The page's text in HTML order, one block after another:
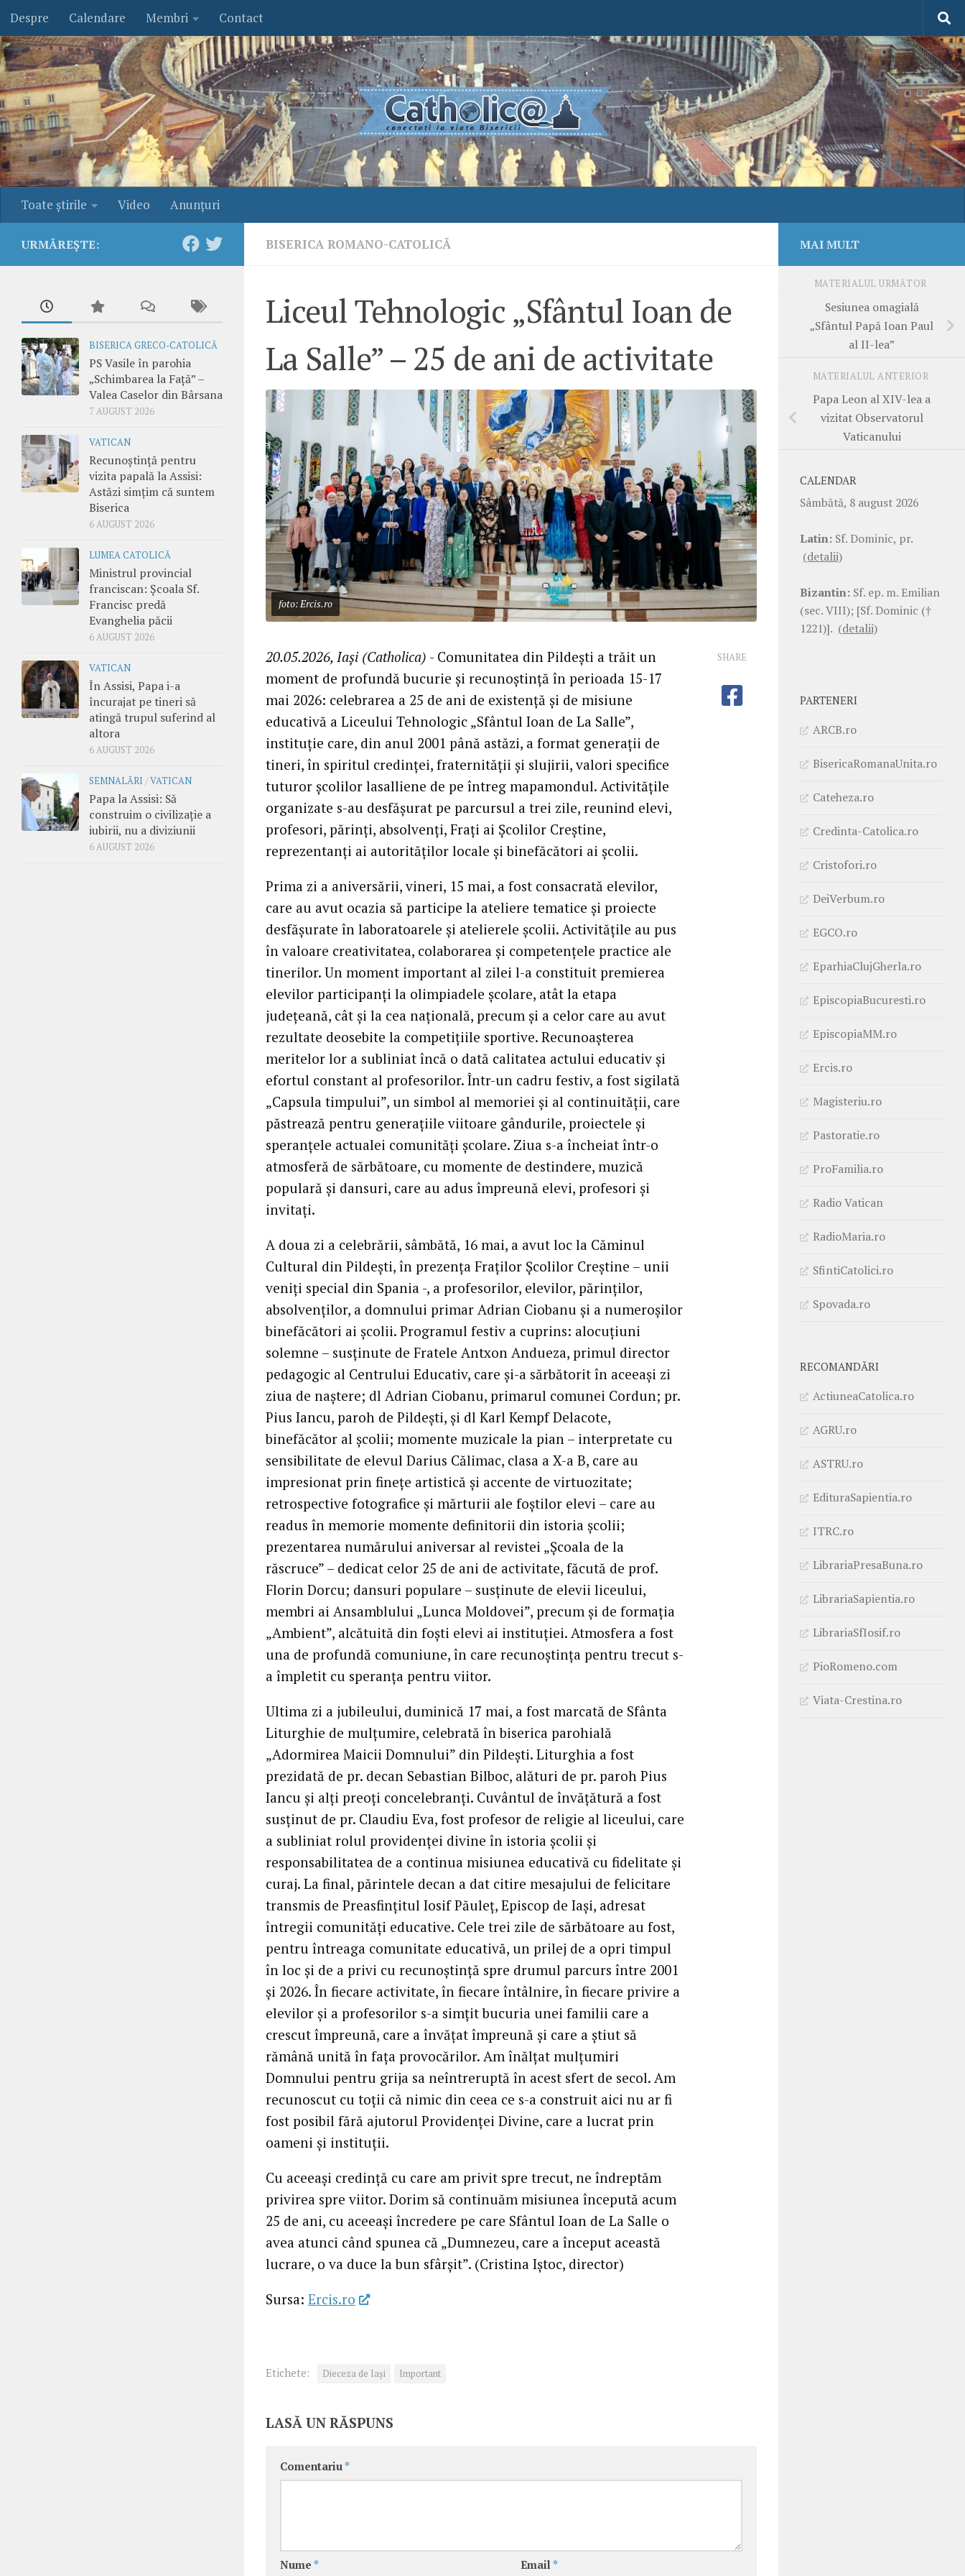
Skip to content
Despre Calendare Membri Contact
Toate ştirile Video Anunţuri
BISERICA ROMANO-CATOLICĂ
Liceul Tehnologic „Sfântul Ioan de
La Salle” – 25 de ani de activitate
foto: Ercis.ro
20.05.2026, Iași (Catholica) - Comunitatea din Pildești a trăit un
moment de profundă bucurie și recunoștință în perioada 15-17
mai 2026: celebrarea a 25 de ani de existență și de misiune
educativă a Liceului Tehnologic „Sfântul Ioan de La Salle”,
instituție care, din anul 2001 până astăzi, a format generații de
tineri, în spiritul credinței, fraternității și slujirii, valori specifice
tuturor școlilor lasalliene de pe întreg mapamondul. Activitățile
organizate s-au desfășurat pe parcursul a trei zile, reunind elevi,
profesori, părinți, absolvenți, Frați ai Școlilor Creștine,
reprezentanți ai autorităților locale și binefăcători ai școlii.
Prima zi a aniversării, vineri, 15 mai, a fost consacrată elevilor,
care au avut ocazia să participe la ateliere tematice și proiecte
desfășurate în laboratoarele și atelierele școlii. Activitățile au pus
în valoare creativitatea, colaborarea și competențele practice ale
tinerilor. Un moment important al zilei l-a constituit premierea
elevilor participanți la olimpiadele școlare, atât la etapa
județeană, cât și la cea națională, precum și a celor care au avut
rezultate deosebite la competițiile sportive. Recunoașterea
meritelor lor a subliniat încă o dată calitatea actului educativ și
efortul constant al profesorilor. Într-un cadru festiv, a fost sigilată
„Capsula timpului”, un simbol al memoriei și al continuității, care
păstrează pentru generațiile viitoare gândurile, proiectele și
speranțele actualei comunități școlare. Ziua s-a încheiat într-o
atmosferă de sărbătoare, cu momente de destindere, muzică
populară și dansuri, care au adus împreună elevi, profesori și
invitați.
A doua zi a celebrării, sâmbătă, 16 mai, a avut loc la Căminul
Cultural din Pildești, în prezența Fraților Școlilor Creștine – unii
veniți special din Spania -, a profesorilor, elevilor, părinților,
absolvenților, a domnului primar Adrian Ciobanu și a numeroșilor
binefăcători ai școlii. Programul festiv a cuprins: alocuțiuni
solemne – susținute de Fratele Antxon Andueza, primul director
pedagogic al Centrului Educativ, care și-a sărbătorit în aceeași zi
ziua de naștere; dl Adrian Ciobanu, primarul comunei Cordun; pr.
Pius Iancu, paroh de Pildești, și dl Karl Kempf Delacote,
binefăcător al școlii; momente muzicale la pian – interpretate cu
sensibilitate de elevul Darius Călimac, clasa a X-a B, care au
impresionat prin finețe artistică și accente de virtuozitate;
retrospective fotografice și mărturii ale foștilor elevi – care au
readus în memorie momente definitorii din istoria școlii;
prezentarea numărului aniversar al revistei „Școala de la
răscruce” – dedicat celor 25 de ani de activitate, făcută de prof.
Florin Dorcu; dansuri populare – susținute de elevii liceului,
membri ai Ansamblului „Lunca Moldovei”, precum și de formația
„Ambient”, alcătuită din foști elevi ai instituției. Atmosfera a fost
una de profundă comuniune, în care recunoștința pentru trecut s-
a împletit cu speranța pentru viitor.
Ultima zi a jubileului, duminică 17 mai, a fost marcată de Sfânta
Liturghie de mulțumire, celebrată în biserica parohială
„Adormirea Maicii Domnului” din Pildești. Liturghia a fost
prezidată de pr. decan Sebastian Bilboc, alături de pr. paroh Pius
Iancu și alți preoți concelebranți. Cuvântul de învățătură a fost
susținut de pr. Claudiu Eva, fost profesor de religie al liceului, care
a subliniat rolul providenței divine în istoria școlii și
responsabilitatea de a continua misiunea educativă cu fidelitate și
curaj. La final, părintele decan a dat citire mesajului de felicitare
transmis de Preasfințitul Iosif Păuleț, Episcop de Iași, adresat
întregii comunități educative. Cele trei zile de sărbătoare au fost,
pentru întreaga comunitate educativă, un prilej de a opri timpul
în loc și de a privi cu recunoștință spre drumul parcurs între 2001
și 2026. În fiecare activitate, în fiecare întâlnire, în fiecare privire a
elevilor și a profesorilor s-a simțit bucuria unei familii care a
crescut împreună, care a învățat împreună și care a știut să
rămână unită în fața provocărilor. Am înălțat mulțumiri
Domnului pentru grija sa neîntreruptă în acest sfert de secol. Am
recunoscut cu toții că nimic din ceea ce s-a construit aici nu ar fi
fost posibil fără ajutorul Providenței Divine, care a lucrat prin
oameni și instituții.
Cu aceeași credință cu care am privit spre trecut, ne îndreptăm
privirea spre viitor. Dorim să continuăm misiunea începută acum
25 de ani, cu aceeași încredere pe care Sfântul Ioan de La Salle o
avea atunci când spunea că „Dumnezeu, care a început această
lucrare, o va duce la bun sfârșit”. (Cristina Iștoc, director)
Sursa: Ercis.ro
SHARE
Etichete: Dieceza de Iași Important
LASĂ UN RĂSPUNS
Comentariu *
Nume * Email *
URMĂREȘTE:
BISERICA GRECO-CATOLICĂ
PS Vasile în parohia
„Schimbarea la Față” –
Valea Caselor din Bârsana
7 AUGUST 2026
VATICAN
Recunoștință pentru
vizita papală la Assisi:
Astăzi simțim că suntem
Biserica
6 AUGUST 2026
LUMEA CATOLICĂ
Ministrul provincial
franciscan: Școala Sf.
Francisc predă
Evanghelia păcii
6 AUGUST 2026
VATICAN
În Assisi, Papa i-a
încurajat pe tineri să
atingă trupul suferind al
altora
6 AUGUST 2026
SEMNALĂRI /VATICAN
Papa la Assisi: Să
construim o civilizație a
iubirii, nu a diviziunii
6 AUGUST 2026
MAI MULT
MATERIALUL URMĂTOR
Sesiunea omagială
„Sfântul Papă Ioan Paul
al II-lea”
MATERIALUL ANTERIOR
Papa Leon al XIV-lea a
vizitat Observatorul
Vaticanului
CALENDAR
Sâmbătă, 8 august 2026
Latin: Sf. Dominic, pr.
(detalii)
Bizantin: Sf. ep. m. Emilian
(sec. VIII); [Sf. Dominic (†
1221)]. (detalii)
PARTENERI
ARCB.ro
BisericaRomanaUnita.ro
Cateheza.ro
Credinta-Catolica.ro
Cristofori.ro
DeiVerbum.ro
EGCO.ro
EparhiaClujGherla.ro
EpiscopiaBucuresti.ro
EpiscopiaMM.ro
Ercis.ro
Magisteriu.ro
Pastoratie.ro
ProFamilia.ro
Radio Vatican
RadioMaria.ro
SfintiCatolici.ro
Spovada.ro
RECOMANDĂRI
ActiuneaCatolica.ro
AGRU.ro
ASTRU.ro
EdituraSapientia.ro
ITRC.ro
LibrariaPresaBuna.ro
LibrariaSapientia.ro
LibrariaSfIosif.ro
PioRomeno.com
Viata-Crestina.ro